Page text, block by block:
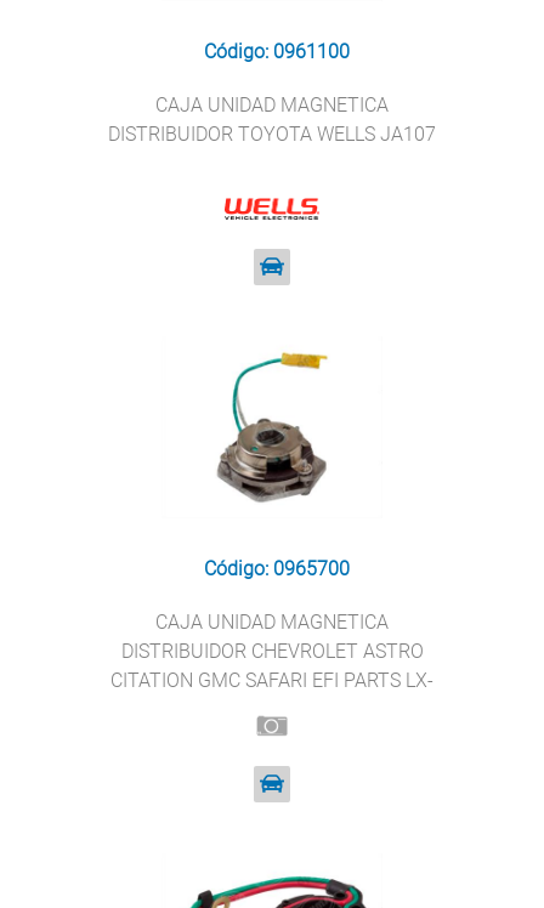
Código: 0961100
CAJA UNIDAD MAGNETICA
DISTRIBUIDOR TOYOTA WELLS JA107
Código: 0965700
CAJA UNIDAD MAGNETICA
DISTRIBUIDOR CHEVROLET ASTRO
CITATION GMC SAFARI EFI PARTS LX-